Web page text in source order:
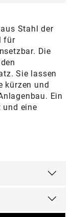
Stahl der
für
Die
Sie lassen
kürzen und
Ein
eine